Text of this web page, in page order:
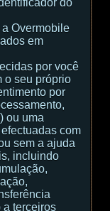
do
Overmobile
em
por você
o seu próprio
por
ou uma
com
sem a ajuda
incluindo
a terceiros